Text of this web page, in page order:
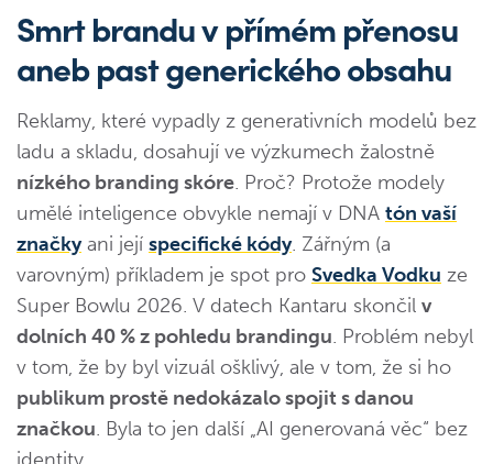
Smrt brandu v přímém přenosu
aneb past generického obsahu
Reklamy, které vypadly z generativních modelů bez
ladu a skladu, dosahují ve výzkumech žalostně
nízkého branding skóre. Proč? Protože modely
umělé inteligence obvykle nemají v DNA tón vaší
značkyani její specifické kódy. Zářným (a
varovným) příkladem je spot pro Svedka Vodku ze
Super Bowlu 2026. V datech Kantaru skončil v
dolních 40 % z pohledu brandingu. Problém nebyl
v tom, že by byl vizuál ošklivý, ale v tom, že si ho
publikum prostě nedokázalo spojit s danou
značkou. Byla to jen další „AI generovaná věc“ bez